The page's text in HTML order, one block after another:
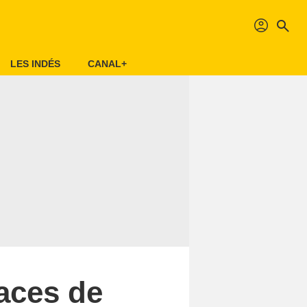
profil search
LES INDÉS CANAL+
de